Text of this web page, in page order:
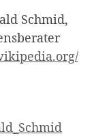
Schmid,